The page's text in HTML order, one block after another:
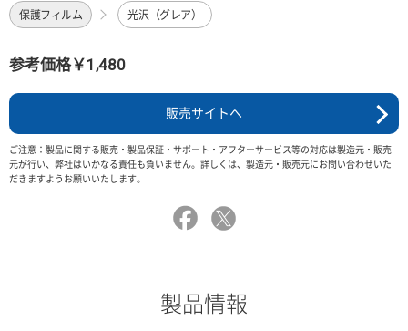
保護フィルム 光沢（グレア）
参考価格￥1,480
販売サイトへ
ご注意：製品に関する販売・製品保証・サポート・アフターサービス等の対応は製造元・販売
元が行い、弊社はいかなる責任も負いません。詳しくは、製造元・販売元にお問い合わせいた
だきますようお願いいたします。
製品情報